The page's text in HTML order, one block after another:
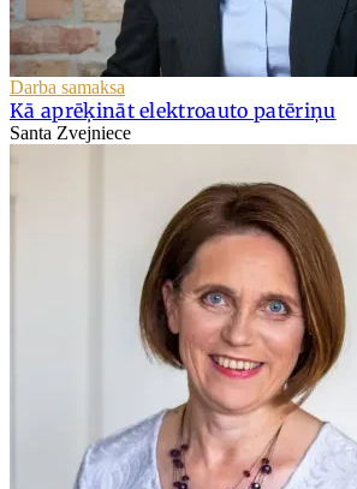
Darba samaksa
Kā aprēķināt elektroauto patēriņu
Santa Zvejniece